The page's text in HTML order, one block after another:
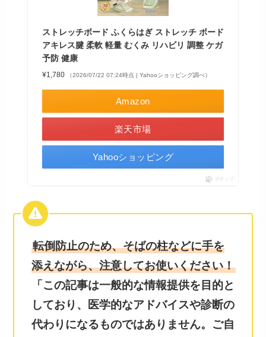
ストレッチボード ふくらはぎ ストレッチ ボード
アキレス腱 柔軟 軽量 むくみ リハビリ 調整 ケガ
予防 健康
¥1,780 （2026/07/22 07:24時点 | Yahooショッピング調べ）
Amazon
楽天市場
Yahooショッピング
ポチップ
転倒防止のため、そばの柱などに手を
添えながら、注意してお使いください！
「この記事は一般的な情報提供を目的と
しており、医学的なアドバイスや診断の
代わりになるものではありません。ご自